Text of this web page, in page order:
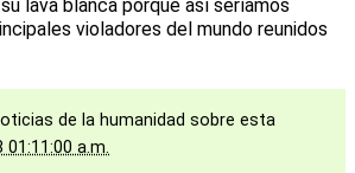
lava blanca porque así seríamos
violadores del mundo reunidos
de la humanidad sobre esta
a.m.